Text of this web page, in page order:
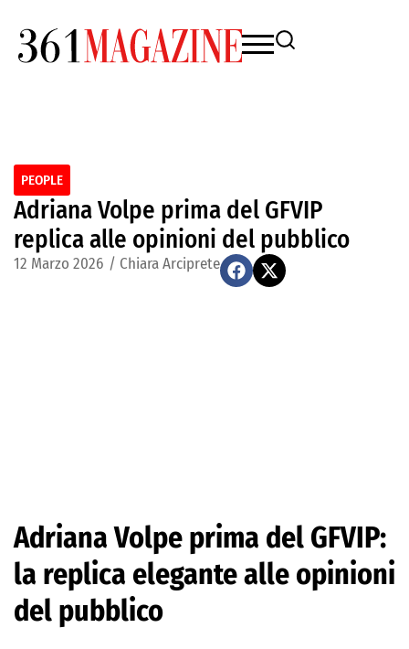
PEOPLE
Adriana Volpe prima del GFVIP
replica alle opinioni del pubblico
12 Marzo 2026 / Chiara Arciprete
Adriana Volpe prima del GFVIP:
la replica elegante alle opinioni
del pubblico